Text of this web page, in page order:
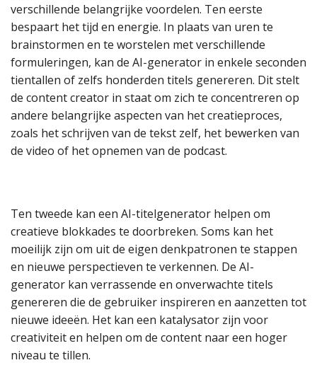
verschillende belangrijke voordelen. Ten eerste
bespaart het tijd en energie. In plaats van uren te
brainstormen en te worstelen met verschillende
formuleringen, kan de AI-generator in enkele seconden
tientallen of zelfs honderden titels genereren. Dit stelt
de content creator in staat om zich te concentreren op
andere belangrijke aspecten van het creatieproces,
zoals het schrijven van de tekst zelf, het bewerken van
de video of het opnemen van de podcast.
Ten tweede kan een AI-titelgenerator helpen om
creatieve blokkades te doorbreken. Soms kan het
moeilijk zijn om uit de eigen denkpatronen te stappen
en nieuwe perspectieven te verkennen. De AI-
generator kan verrassende en onverwachte titels
genereren die de gebruiker inspireren en aanzetten tot
nieuwe ideeën. Het kan een katalysator zijn voor
creativiteit en helpen om de content naar een hoger
niveau te tillen.